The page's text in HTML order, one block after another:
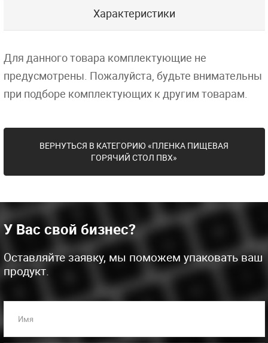
Характеристики
Для данного товара комплектующие не
предусмотрены. Пожалуйста, будьте внимательны
при подборе комплектующих к другим товарам.
ВЕРНУТЬСЯ В КАТЕГОРИЮ «ПЛЕНКА ПИЩЕВАЯ
ГОРЯЧИЙ СТОЛ ПВХ»
У Вас свой бизнес?
Оставляйте заявку, мы поможем упаковать ваш
продукт.
Имя